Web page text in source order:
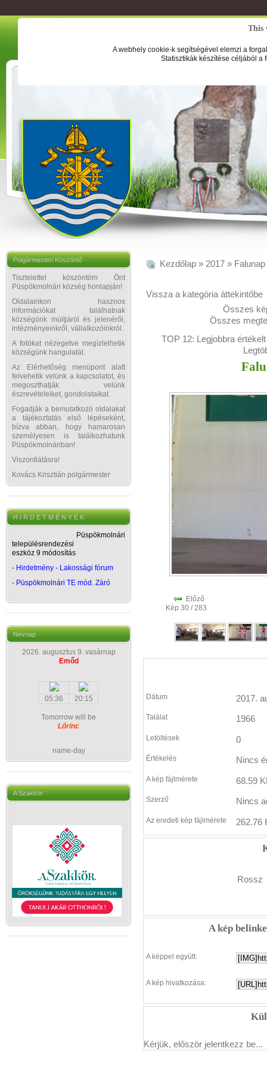
This
A webhely cookie-k segítségével elemzi a
Statisztikák készítése céljából a
Polgármesteri Köszöntő
Tisztelettel köszöntöm Önt
Püspökmolnári község honlapján!
Oldalainkon hasznos
információkat találhatnak
községünk múltjáról és jelenéről,
intézményeinkről, vállalkozóinkról.
A fotókat nézegetve megízlelhetik
községünk hangulatát.
Az Elérhetőség menüpont alatt
felvehetik velünk a kapcsolatot, és
megoszthatják velünk
észrevételeiket, gondolataikat.
Fogadják a bemutatkozó oldalakat
a tájékoztatás első lépéseként,
bízva abban, hogy hamarosan
személyesen is találkozhatunk
Püspökmolnáriban!
Viszontlátásra!
Kovács Krisztián polgármester
H I R D E T M É N Y E K
Püspökmolnári
településrendezési
eszköz 9 módosítás
- Hirdetmény - Lakossági fórum
- Püspökmolnári TE mód. Záró
Névnap
2026. augusztus 9. vasárnap
Emőd
05:36 20:15
Tomorrow will be
Lőrinc
name-day
A Szakkör
Kezdőlap » 2017 »
Vissza a kategória áttekintőbe
Összes
Összes
TOP 12: Legjobbra értékelt
Előző
Kép 30 / 283
Dátum 2017.
Találat 1966
Letöltések 0
Értékelés Nincs
A kép fájlmérete 68.59
Szerző Nincs
Az eredeti kép fájlmérete 262.76
Rossz
A kép
A képpel együtt:
A kép hivatkozása:
Kérjük, először jelentkezz be...